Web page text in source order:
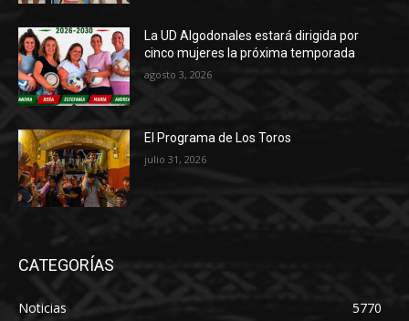
La UD Algodonales estará dirigida por
cinco mujeres la próxima temporada
agosto 3, 2026
El Programa de Los Toros
julio 31, 2026
CATEGORÍAS
Noticias
5770